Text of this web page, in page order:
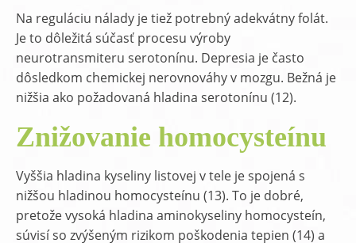
Na reguláciu nálady je tiež potrebný adekvátny folát.
Je to dôležitá súčasť procesu výroby
neurotransmiteru serotonínu. Depresia je často
dôsledkom chemickej nerovnováhy v mozgu. Bežná je
nižšia ako požadovaná hladina serotonínu (12).
Znižovanie homocysteínu
Vyššia hladina kyseliny listovej v tele je spojená s
nižšou hladinou homocysteínu (13). To je dobré,
pretože vysoká hladina aminokyseliny homocysteín,
súvisí so zvýšeným rizikom poškodenia tepien (14) a